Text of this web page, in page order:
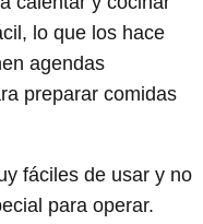
lo que los hace
agendas
preparar comidas
fáciles de usar y no
para operar.